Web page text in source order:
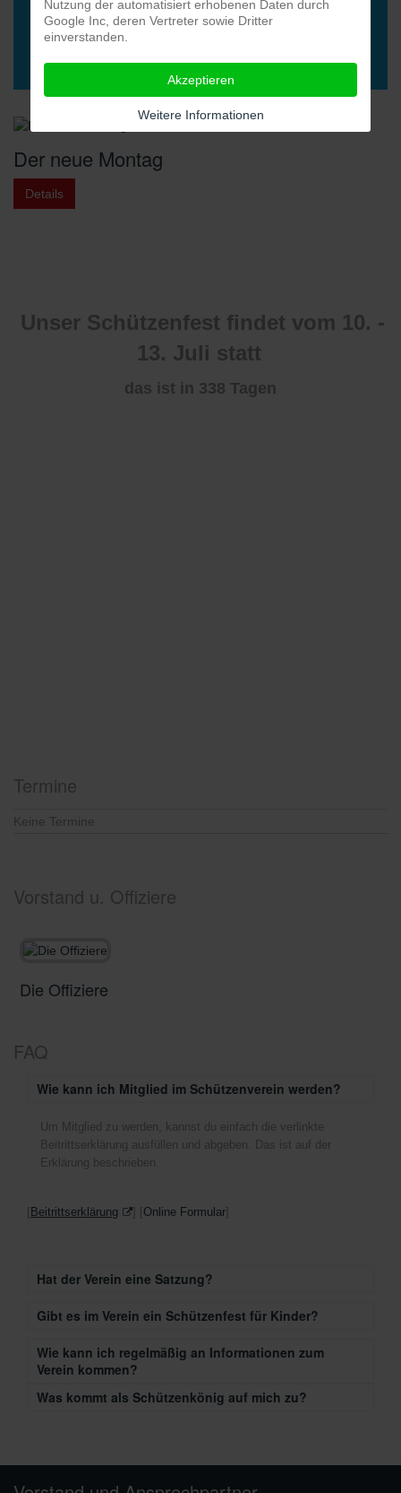
Der neue Montag
Der neue Montag
Details
Unser Schützenfest findet vom 10. -
13. Juli statt
das ist in 338 Tagen
Termine
Keine Termine
Vorstand u. Offiziere
Die Offiziere
FAQ
Wie kann ich Mitglied im Schützenverein werden?
Um Mitglied zu werden, kannst du einfach die verlinkte
Beitrittserklärung ausfüllen und abgeben. Das ist auf der
Erklärung beschrieben.
Beitrittserklärung Online Formular
Hat der Verein eine Satzung?
Gibt es im Verein ein Schützenfest für Kinder?
Wie kann ich regelmäßig an Informationen zum
Verein kommen?
Was kommt als Schützenkönig auf mich zu?
Nutzung der automatisiert erhobenen Daten durch
Google Inc, deren Vertreter sowie Dritter
einverstanden.
Akzeptieren
Weitere Informationen